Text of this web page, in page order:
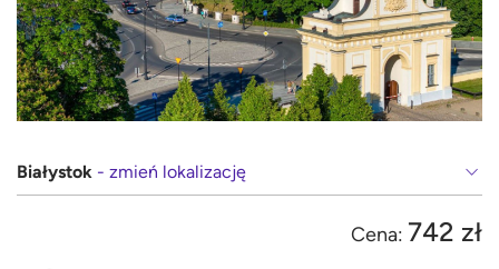
Białystok - zmień lokalizację
Cena: 742 zł